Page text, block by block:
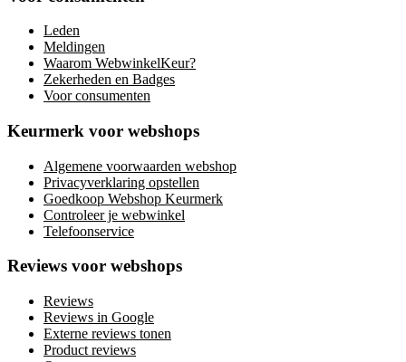
Leden
Meldingen
Waarom WebwinkelKeur?
Zekerheden en Badges
Voor consumenten
Keurmerk voor webshops
Algemene voorwaarden webshop
Privacyverklaring opstellen
Goedkoop Webshop Keurmerk
Controleer je webwinkel
Telefoonservice
Reviews voor webshops
Reviews
Reviews in Google
Externe reviews tonen
Product reviews